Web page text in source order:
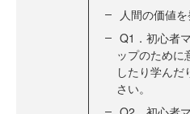
人間の価値
Q1．初心者
ップのために
したり学ん
さい。